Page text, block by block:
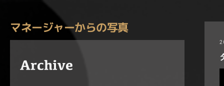
マネージャーからの写真